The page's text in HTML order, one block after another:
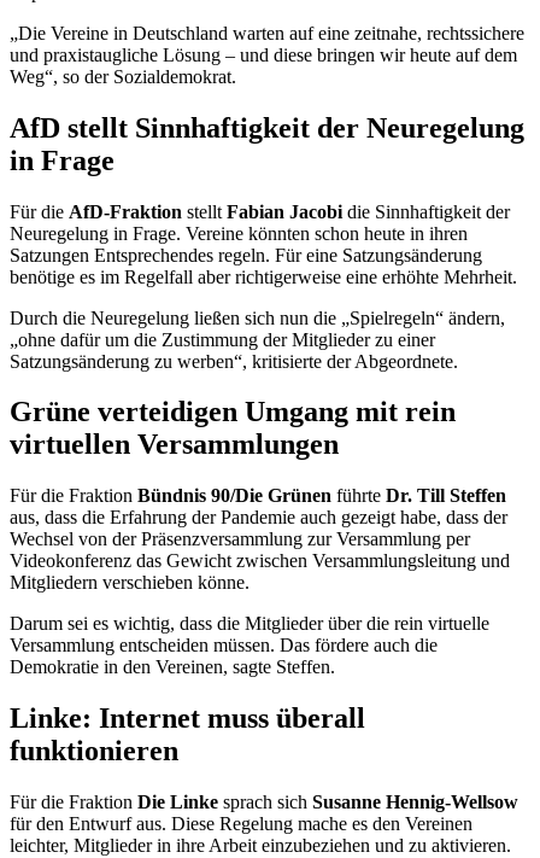
„Die Vereine in Deutschland warten auf eine zeitnahe, rechtssichere
und praxistaugliche Lösung – und diese bringen wir heute auf dem
Weg“, so der Sozialdemokrat.
AfD stellt Sinnhaftigkeit der Neuregelung
in Frage
Für die AfD-Fraktion stellt Fabian Jacobi die Sinnhaftigkeit der
Neuregelung in Frage. Vereine könnten schon heute in ihren
Satzungen Entsprechendes regeln. Für eine Satzungsänderung
benötige es im Regelfall aber richtigerweise eine erhöhte Mehrheit.
Durch die Neuregelung ließen sich nun die „Spielregeln“ ändern,
„ohne dafür um die Zustimmung der Mitglieder zu einer
Satzungsänderung zu werben“, kritisierte der Abgeordnete.
Grüne verteidigen Umgang mit rein
virtuellen Versammlungen
Für die Fraktion Bündnis 90/Die Grünen führte Dr. Till Steffen
aus, dass die Erfahrung der Pandemie auch gezeigt habe, dass der
Wechsel von der Präsenzversammlung zur Versammlung per
Videokonferenz das Gewicht zwischen Versammlungsleitung und
Mitgliedern verschieben könne.
Darum sei es wichtig, dass die Mitglieder über die rein virtuelle
Versammlung entscheiden müssen. Das fördere auch die
Demokratie in den Vereinen, sagte Steffen.
Linke: Internet muss überall
funktionieren
Für die Fraktion Die Linke sprach sich Susanne Hennig-Wellsow
für den Entwurf aus. Diese Regelung mache es den Vereinen
leichter, Mitglieder in ihre Arbeit einzubeziehen und zu aktivieren.